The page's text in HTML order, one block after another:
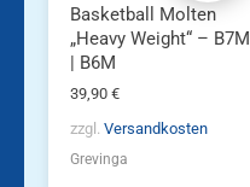
Produktseite
gewählt
werden
Basketball Molten
„Heavy Weight“ – B7M
| B6M
39,90 €
zzgl. Versandkosten
Grevinga